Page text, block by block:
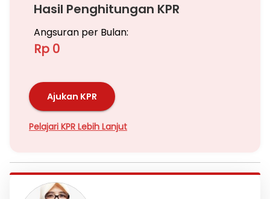
Hasil Penghitungan KPR
Angsuran per Bulan:
Rp 0
Ajukan KPR
Pelajari KPR Lebih Lanjut